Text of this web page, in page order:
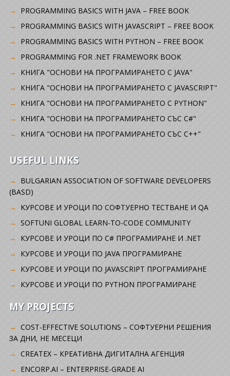
PROGRAMMING BASICS WITH JAVA – FREE BOOK
PROGRAMMING BASICS WITH JAVASCRIPT – FREE BOOK
PROGRAMMING BASICS WITH PYTHON – FREE BOOK
PROGRAMMING FOR .NET FRAMEWORK BOOK
КНИГА "ОСНОВИ НА ПРОГРАМИРАНЕТО С JAVA"
КНИГА "ОСНОВИ НА ПРОГРАМИРАНЕТО С JAVASCRIPT"
КНИГА "ОСНОВИ НА ПРОГРАМИРАНЕТО С PYTHON"
КНИГА "ОСНОВИ НА ПРОГРАМИРАНЕТО СЪС C#"
КНИГА "ОСНОВИ НА ПРОГРАМИРАНЕТО СЪС C++"
USEFUL LINKS
BULGARIAN ASSOCIATION OF SOFTWARE DEVELOPERS
(BASD)
KУРСОВЕ И УРОЦИ ПО СОФТУЕРНО ТЕСТВАНЕ И QA
SOFTUNI GLOBAL LEARN-TO-CODE COMMUNITY
КУРСОВЕ И УРОЦИ ПО C# ПРОГРАМИРАНЕ И .NET
КУРСОВЕ И УРОЦИ ПО JAVA ПРОГРАМИРАНЕ
КУРСОВЕ И УРОЦИ ПО JAVASCRIPT ПРОГРАМИРАНЕ
КУРСОВЕ И УРОЦИ ПО PYTHON ПРОГРАМИРАНЕ
MY PROJECTS
COST-EFFECTIVE SOLUTIONS – СОФТУЕРНИ РЕШЕНИЯ
ЗА ДНИ, НЕ МЕСЕЦИ
CREATEX – КРЕАТИВНА ДИГИТАЛНА АГЕНЦИЯ
ENCORP.AI – ENTERPRISE-GRADE AI